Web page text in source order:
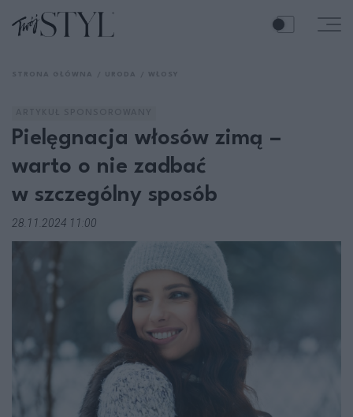
Pielęgnacja włosów zimą –
warto o nie zadbać
w szczególny sposób
28.11.2024 11:00